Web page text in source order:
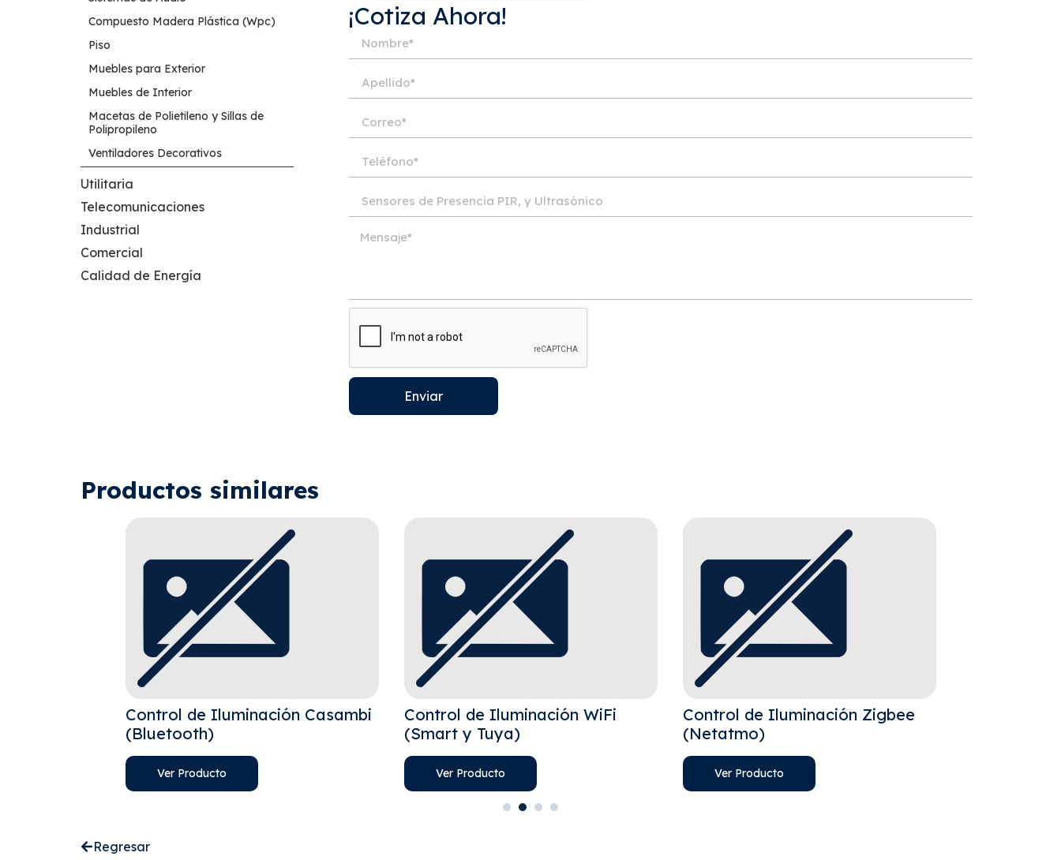
Compuesto Madera Plástica (Wpc)
Piso
Muebles para Exterior
Muebles de Interior
Macetas de Polietileno y Sillas de
Polipropileno
Ventiladores Decorativos
Utilitaria
Telecomunicaciones
Industrial
Comercial
Calidad de Energía
¡Cotiza Ahora!
Enviar
Productos similares
Control de Iluminación Casambi
(Bluetooth)
Ver Producto
Control de Iluminación WiFi
(Smart y Tuya)
Ver Producto
Control de Iluminación Zigbee
(Netatmo)
Ver Producto
Regresar